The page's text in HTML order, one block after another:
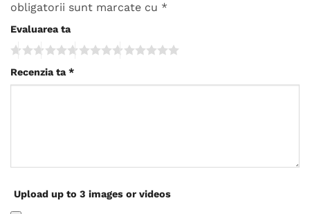
obligatorii sunt marcate cu *
Evaluarea ta
Recenzia ta *
Upload up to 3 images or videos